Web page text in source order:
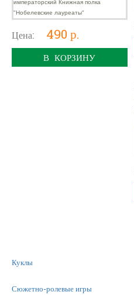
Цена: 490 р.
В КОРЗИНУ
Куклы
Сюжетно-ролевые игры